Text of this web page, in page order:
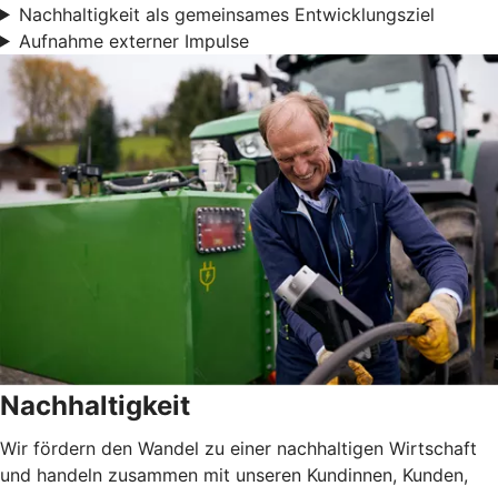
Nachhaltigkeit als gemeinsames Entwicklungsziel
Aufnahme externer Impulse
Nachhaltigkeit
Wir fördern den Wandel zu einer nachhaltigen Wirtschaft
und handeln zusammen mit unseren Kundinnen, Kunden,